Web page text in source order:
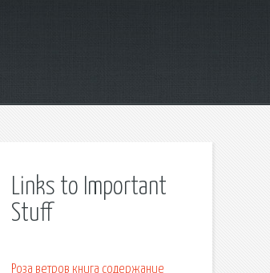
Links to Important
Stuff
Роза ветров книга содержание